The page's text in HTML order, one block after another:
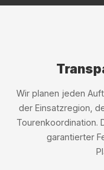
Wir planen jeden
der Einsatzregion,
Tourenkoordination.
garantierter